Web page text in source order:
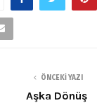
ÖNCEKI YAZI
Aşka Dönüş